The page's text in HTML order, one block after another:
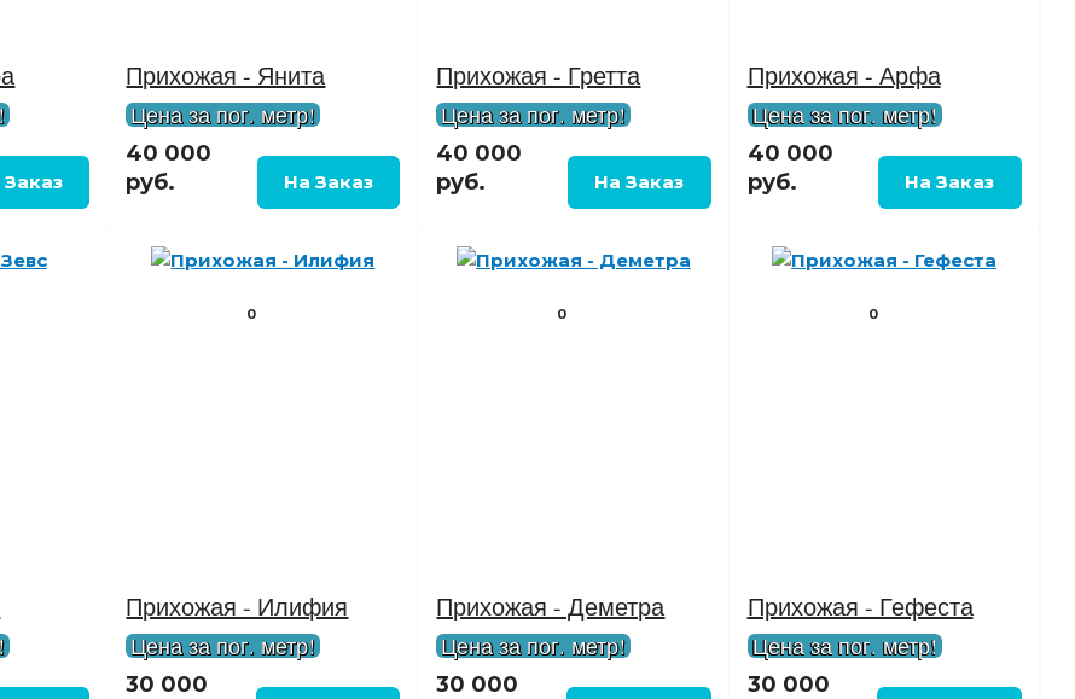
Прихожая - Янита
Цена за пог. метр!
40 000
руб.
Прихожая - Гретта
Цена за пог. метр!
40 000
руб.
Прихожая - Арфа
Цена за пог. метр!
40 000
руб.
0
Прихожая - Илифия
Цена за пог. метр!
30 000
0
Прихожая - Деметра
Цена за пог. метр!
30 000
0
Прихожая - Гефеста
Цена за пог. метр!
30 000